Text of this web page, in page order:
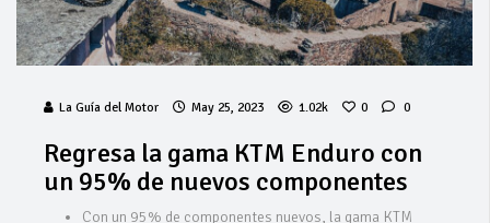
La Guía del Motor May 25, 2023 1.02k 0 0
Regresa la gama KTM Enduro con
un 95% de nuevos componentes
Con un 95% de componentes nuevos, la gama KTM